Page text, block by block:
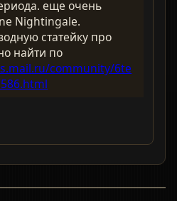
еще очень
Nightingale.
статейку про
найти по
community/6te